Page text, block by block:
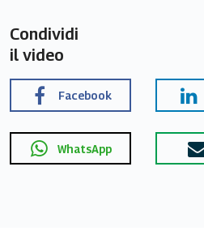
Condividi
il video
Facebook
WhatsApp